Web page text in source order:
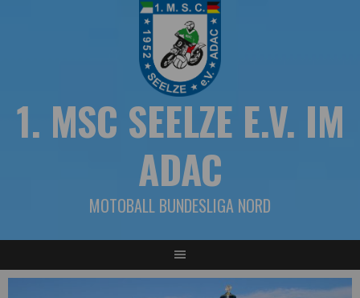
1. MSC SEELZE E.V. IM
ADAC
MOTOBALL BUNDESLIGA NORD